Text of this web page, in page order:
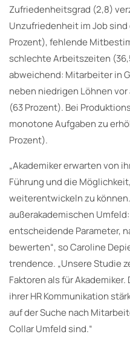
Zufriedenheitsgrad (2,8)
Unzufriedenheit im Job
Prozent), fehlende
schlechte Arbeitszeiten
abweichend: Mitarbeiter in
neben niedrigen Löhnen
(63 Prozent). Bei
monotone Aufgaben zu
Prozent).
„Akademiker erwarten von
Führung und die
weiterentwickeln zu
außerakademischen
entscheidende Parameter,
bewerten“, so Caroline
trendence. „Unsere Studie
Faktoren als für
ihrer HR Kommunikation
auf der Suche nach
Collar Umfeld sind.“